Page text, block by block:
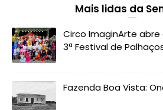
Mais lidas da
Circo ImaginArte
3ª Festival de
Fazenda Boa Vista: